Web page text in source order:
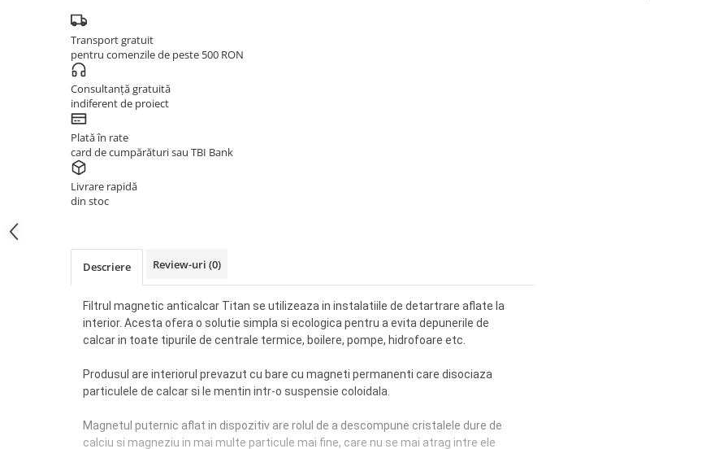
AUTOMATIZARI
VENTILATIE CU RECUPERARE DE
BOILERE CU POMPA DE CALDURA
INSTRUMENTE & INFO
CALCULATOR PARDOSEALĂ
CERE OFERTĂ
CENTRE SERVICE ARCA
Transport gratuit
pentru comenzile de peste 500 RON
Consultanță gratuită
indiferent de proiect
Plată în rate
card de cumpărături sau TBI Bank
Livrare rapidă
din stoc
Descriere Review-uri (0)
Filtrul magnetic anticalcar Titan se utilizeaza in instalatiile de detartrare aflate la
interior. Acesta ofera o solutie simpla si ecologica pentru a evita depunerile de
calcar in toate tipurile de centrale termice, boilere, pompe, hidrofoare etc.
Produsul are interiorul prevazut cu bare cu magneti permanenti care disociaza
particulele de calcar si le mentin intr-o suspensie coloidala.
Magnetul puternic aflat in dispozitiv are rolul de a descompune cristalele dure de
calciu si magneziu in mai multe particule mai fine, care nu se mai atrag intre ele